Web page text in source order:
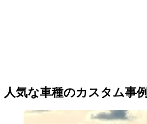
人気な車種のカスタム事例